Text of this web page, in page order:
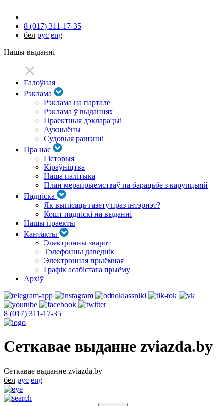
8 (017) 311-17-35
бел рус eng
Нашы выданні
Галоўная
Рэклама
Рэклама на партале
Рэклама ў выданнях
Праектныя дэкларацыі
Аукцыёны
Судовыя рашэнні
Пра нас
Гісторыя
Кіраўніцтва
Наша палітыка
План мерапрыемстваў па барацьбе з карупцыяй
Падпіска
Як выпісаць газету праз інтэрнэт?
Кошт падпіскі на выданні
Нашы праекты
Кантакты
Электронны зварот
Тэлефонны даведнік
Электронная прыёмная
Графік асабістага прыёму
Архіў
8 (017) 311-17-35
Сеткавае выданне zviazda.by
Сеткавае выданне zviazda.by
бел рус eng